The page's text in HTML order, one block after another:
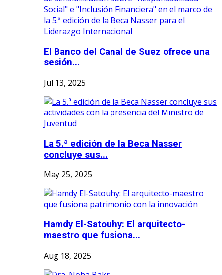
El Banco del Canal de Suez ofrece una
sesión...
Jul 13, 2025
La 5.ª edición de la Beca Nasser
concluye sus...
May 25, 2025
Hamdy El-Satouhy: El arquitecto-
maestro que fusiona...
Aug 18, 2025